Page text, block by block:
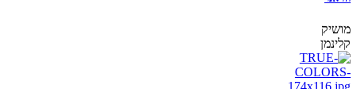
מושיק
קלינמן